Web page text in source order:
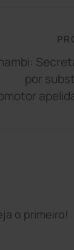
por
o primeiro!